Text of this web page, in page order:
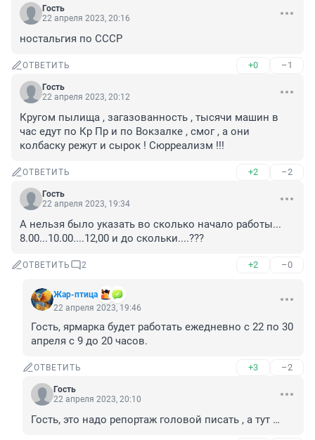
Гость
22 апреля 2023, 20:16
ностальгия по СССР
ОТВЕТИТЬ +0 –1
Гость
22 апреля 2023, 20:12
Кругом пылища , загазованность , тысячи машин в
час едут по Кр Пр и по Вокзалке , смог , а они
колбаску режут и сырок ! Сюрреализм !!!
ОТВЕТИТЬ +2 –2
Гость
22 апреля 2023, 19:34
А нельзя было указать во сколько начало работы...
8.00...10.00....12,00 и до скольки....???
ОТВЕТИТЬ 2 +2 –0
Жар-птица
22 апреля 2023, 19:46
Гость, ярмарка будет работать ежедневно с 22 по 30
апреля с 9 до 20 часов.
ОТВЕТИТЬ +3 –2
Гость
22 апреля 2023, 20:10
Гость, это надо репортаж головой писать , а тут …